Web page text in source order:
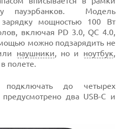
пауэрбанков. Модель
мощностью 100 Вт
включая PD 3.0, QC 4.0,
можно подзарядить не
наушники, но и ноутбук,
полете.
до четырех
два USB-C и